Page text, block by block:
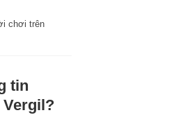
chơi trên
tin